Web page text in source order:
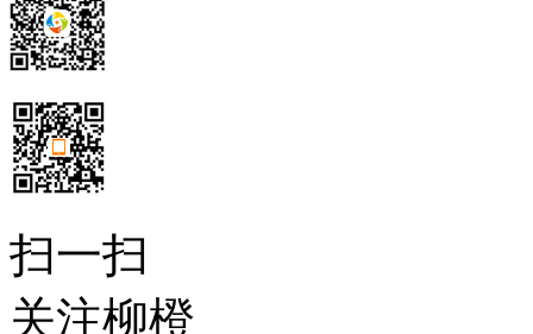
扫一扫
关注柳橙